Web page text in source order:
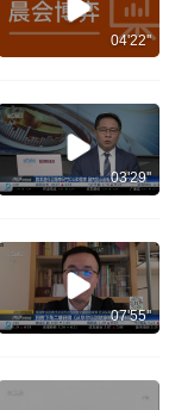
04'22''
03'29''
07'55''